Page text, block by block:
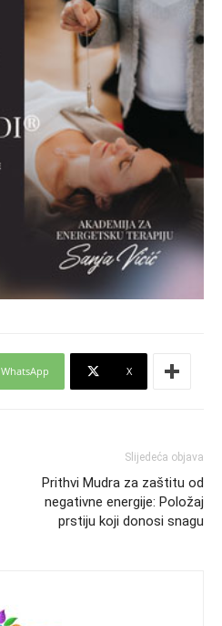
WhatsApp X
Slijedeća objava
Prithvi Mudra za zaštitu od
negativne energije: Položaj
prstiju koji donosi snagu